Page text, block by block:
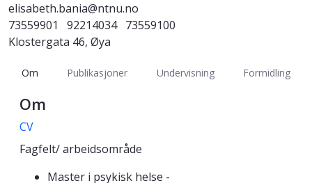
elisabeth.bania@ntnu.no
73559901
92214034 73559100
Klostergata 46, Øya
Om Publikasjoner Undervisning Formidling
Om
CV
Fagfelt/ arbeidsområde
Master i psykisk helse -